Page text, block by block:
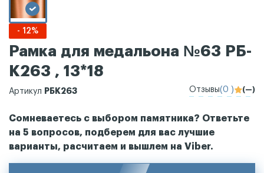
- 12%
Рамка для медальона №63 РБ-
К263 , 13*18
Артикул РБК263 Отзывы(0 ) (—)
Сомневаетесь с выбором памятника? Ответьте
на 5 вопросов, подберем для вас лучшие
варианты, расчитаем и вышлем на Viber.